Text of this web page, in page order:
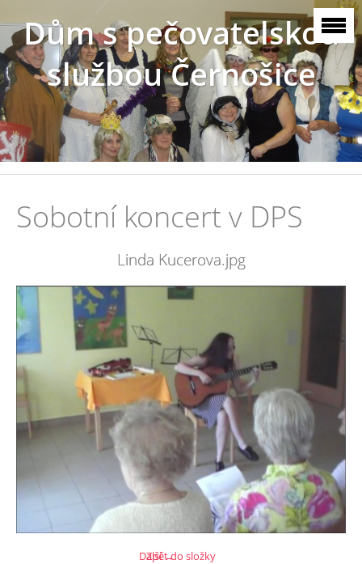
Dům s pečovatelskou
službou Černošice
Sobotní koncert v DPS
Linda Kucerova.jpg
Další →
Zpět do složky